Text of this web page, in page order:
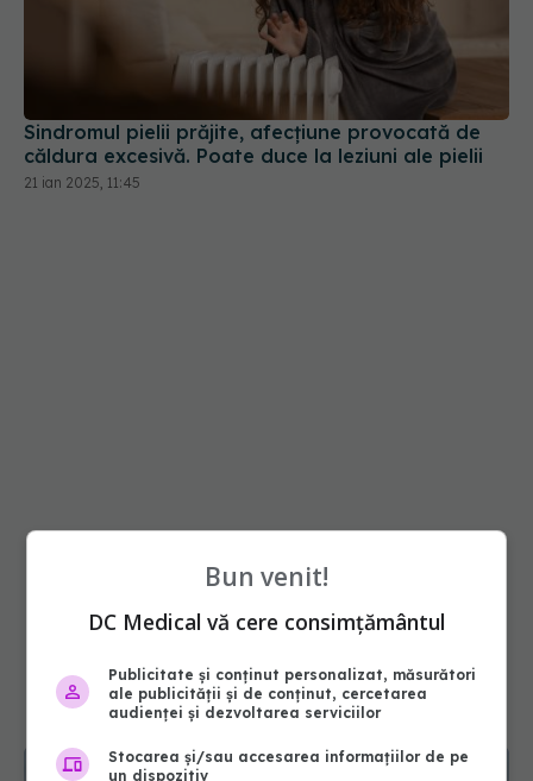
Sindromul pielii prăjite, afecțiune provocată de
căldura excesivă. Poate duce la leziuni ale pielii
21 ian 2025, 11:45
Bun venit!
DC Medical vă cere consimțământul
Publicitate și conținut personalizat, măsurători
ale publicității și de conținut, cercetarea
audienței și dezvoltarea serviciilor
Stocarea și/sau accesarea informațiilor de pe
un dispozitiv